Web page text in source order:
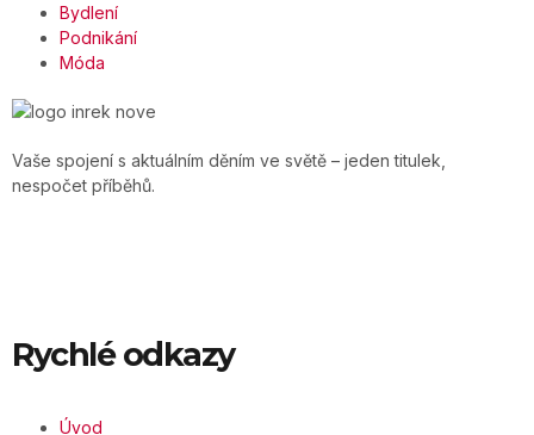
Bydlení
Podnikání
Móda
Vaše spojení s aktuálním děním ve světě – jeden titulek,
nespočet příběhů.
Rychlé odkazy
Úvod